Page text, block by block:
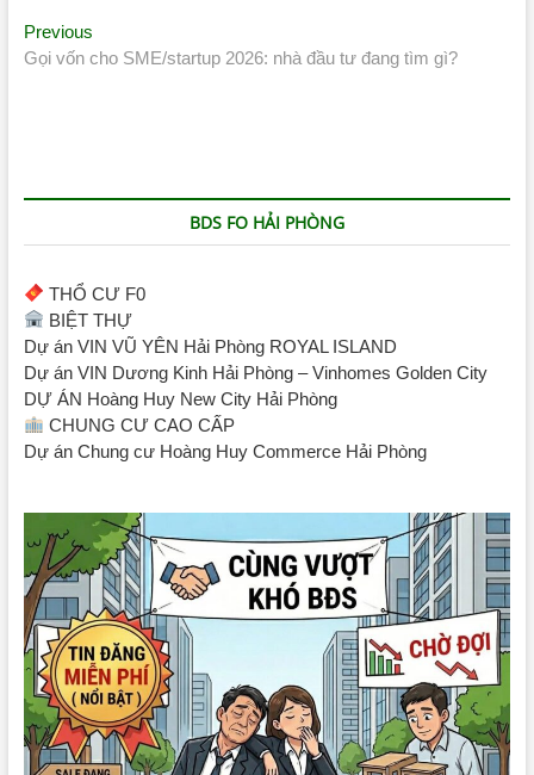
Điều
hướng
PreviousPrevious
post:
Gọi vốn cho SME/startup 2026: nhà đầu tư đang tìm gì?
BDS FO HẢI PHÒNG
THỔ CƯ F0
BIỆT THỰ
Dự án VIN VŨ YÊN Hải Phòng ROYAL ISLAND
Dự án VIN Dương Kinh Hải Phòng – Vinhomes Golden City
DỰ ÁN Hoàng Huy New City Hải Phòng
CHUNG CƯ CAO CẤP
Dự án Chung cư Hoàng Huy Commerce Hải Phòng